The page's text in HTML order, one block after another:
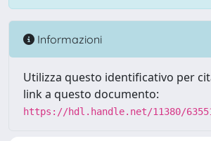
Informazioni
Utilizza questo identificativo per
link a questo documento:
https://hdl.handle.net/11380/